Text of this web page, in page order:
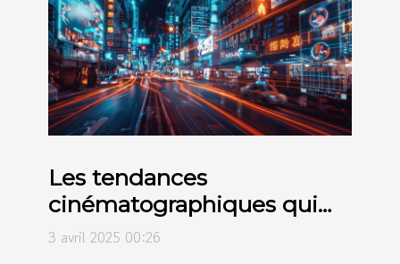
Les tendances
cinématographiques qui
façonnent 2024
3 avril 2025 00:26